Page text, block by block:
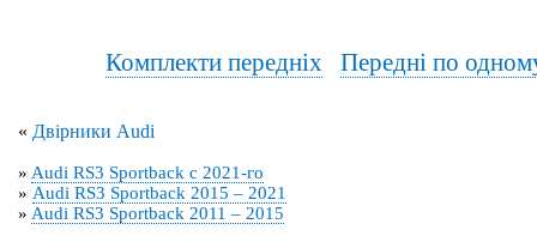
Комплекти передніх Передні по
« Двірники Audi
» Audi RS3 Sportback с 2021-го
» Audi RS3 Sportback 2015 – 2021
» Audi RS3 Sportback 2011 – 2015